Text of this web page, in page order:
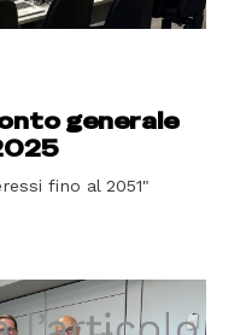
generale
fino al 2051"